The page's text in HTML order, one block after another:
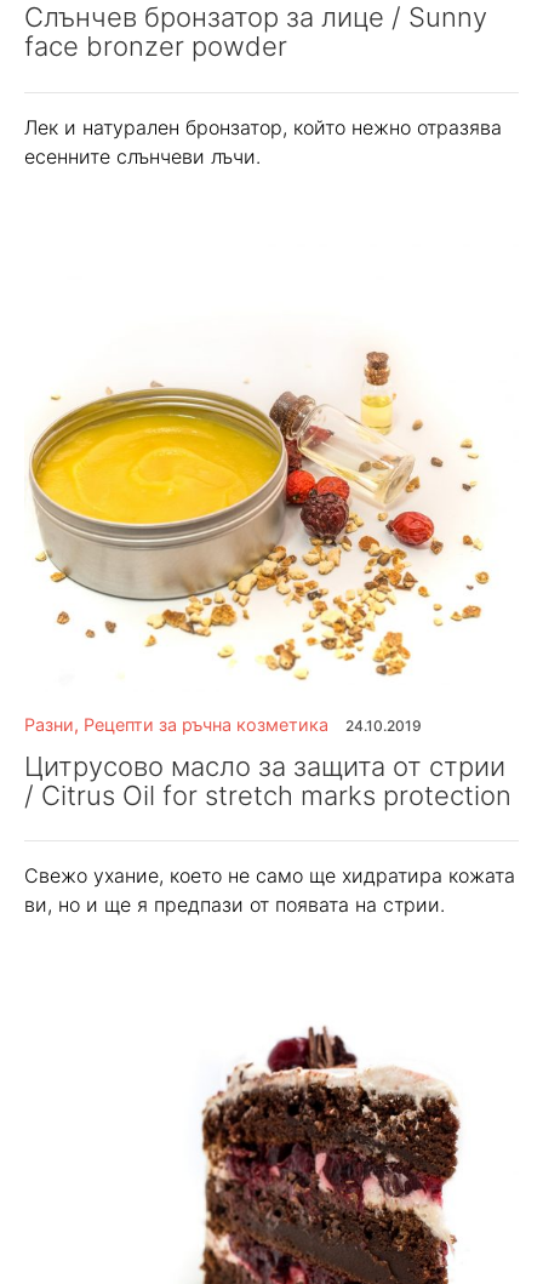
Слънчев бронзатор за лице / Sunny
face bronzer powder
Лек и натурален бронзатор, който нежно отразява
есенните слънчеви лъчи.
Разни, Рецепти за ръчна козметика 24.10.2019
Цитрусово масло за защита от стрии
/ Citrus Oil for stretch marks protection
Свежо ухание, което не само ще хидратира кожата
ви, но и ще я предпази от появата на стрии.